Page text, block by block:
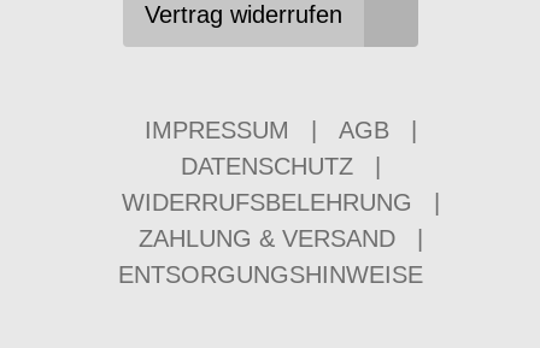
Vertrag widerrufen
IMPRESSUM AGB
DATENSCHUTZ
WIDERRUFSBELEHRUNG
ZAHLUNG & VERSAND
ENTSORGUNGSHINWEISE